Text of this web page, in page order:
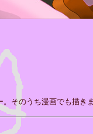
。そのうち漫画でも描き